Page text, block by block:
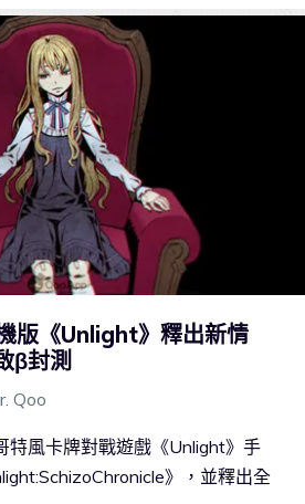
版《Unlight》釋出新情
β封測
Qoo
特風卡牌對戰遊戲《Unlight》手
》，並釋出全